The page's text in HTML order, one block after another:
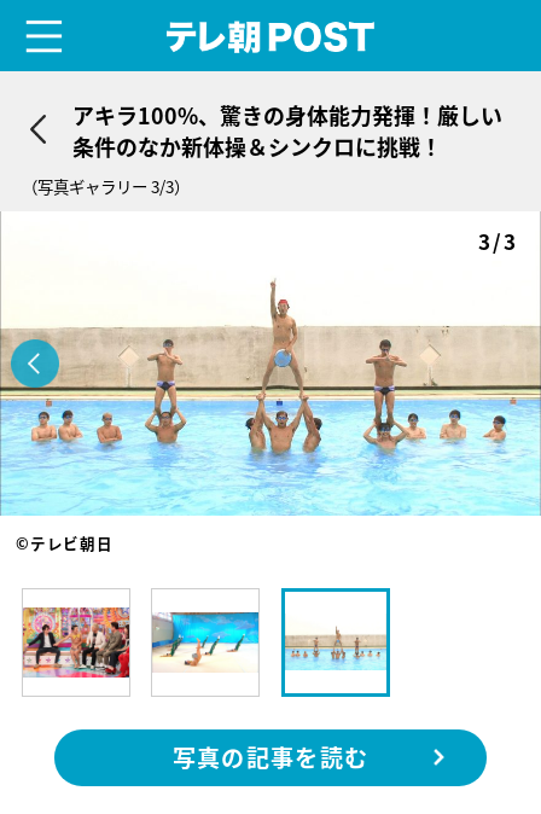
アキラ100%、驚きの身体能力発揮！厳しい
条件のなか新体操＆シンクロに挑戦！
（写真ギャラリー 3/3）
3/3
©テレビ朝日
写真の記事を読む